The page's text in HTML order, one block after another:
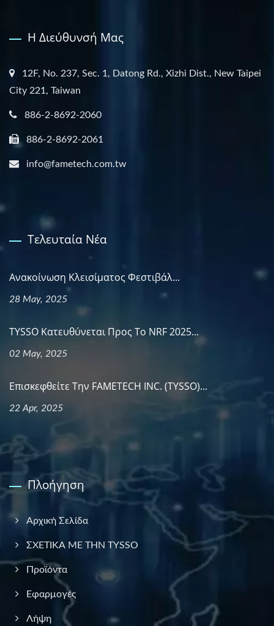
Η Διεύθυνσή Μας
12F, No. 237, Sec. 1, Datong Rd., Xizhi Dist., New Taipei
City 221, Taiwan
886-2-8692-2060
886-2-8692-2061
info@fametech.com.tw
Τελευταία Νέα
Ανακοίνωση Κλεισίματος Φεστιβάλ...
28 May, 2025
TYSSO Κατευθύνεται Προς Το NRF 2025...
02 May, 2025
Επισκεφθείτε Την FAMETECH INC. (TYSSO)...
22 Apr, 2025
Πλοήγηση
Αρχική Σελίδα
ΣΧΕΤΙΚΑ ΜΕ ΤΗΝ TYSSO
Προϊόντα
Εφαρμογές
Λήψη